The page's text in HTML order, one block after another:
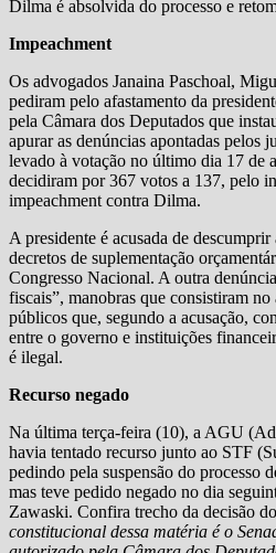
Dilma é absolvida do processo e
Impeachment
Os advogados Janaina Paschoal,
pediram pelo afastamento da
pela Câmara dos Deputados que
apurar as denúncias apontadas pelos
levado à votação no último dia 17 de
decidiram por 367 votos a 137, pelo
impeachment contra Dilma.
A presidente é acusada de
decretos de suplementação
Congresso Nacional. A outra
fiscais”, manobras que consistiram no
públicos que, segundo a acusação,
entre o governo e instituições
é ilegal.
Recurso negado
Na última terça-feira (10), a AGU
havia tentado recurso junto ao STF
pedindo pela suspensão do processo
mas teve pedido negado no dia
Zawaski. Confira trecho da decisão
constitucional dessa matéria é o